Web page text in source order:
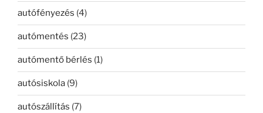
autófényezés (4)
autómentés (23)
autómentő bérlés (1)
autósiskola (9)
autószállítás (7)